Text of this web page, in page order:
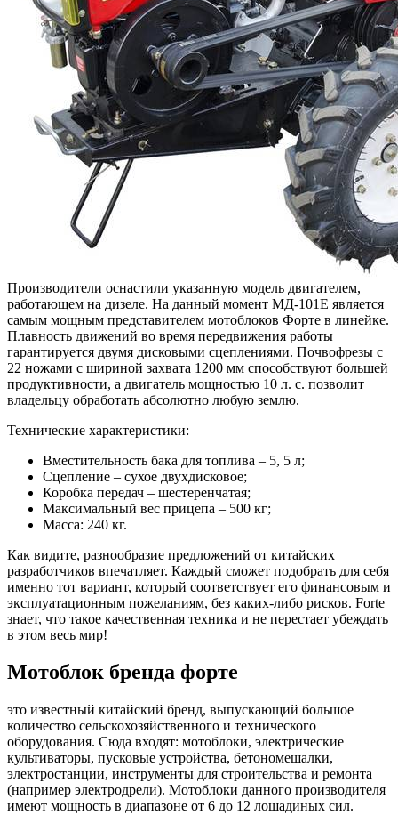
Производители оснастили указанную модель двигателем,
работающем на дизеле. На данный момент МД-101Е является
самым мощным представителем мотоблоков Форте в линейке.
Плавность движений во время передвижения работы
гарантируется двумя дисковыми сцеплениями. Почвофрезы с
22 ножами с шириной захвата 1200 мм способствуют большей
продуктивности, а двигатель мощностью 10 л. с. позволит
владельцу обработать абсолютно любую землю.
Технические характеристики:
Вместительность бака для топлива – 5, 5 л;
Сцепление – сухое двухдисковое;
Коробка передач – шестеренчатая;
Максимальный вес прицепа – 500 кг;
Масса: 240 кг.
Как видите, разнообразие предложений от китайских
разработчиков впечатляет. Каждый сможет подобрать для себя
именно тот вариант, который соответствует его финансовым и
эксплуатационным пожеланиям, без каких-либо рисков. Forte
знает, что такое качественная техника и не перестает убеждать
в этом весь мир!
Мотоблок бренда форте
это известный китайский бренд, выпускающий большое
количество сельскохозяйственного и технического
оборудования. Сюда входят: мотоблоки, электрические
культиваторы, пусковые устройства, бетономешалки,
электростанции, инструменты для строительства и ремонта
(например электродрели). Мотоблоки данного производителя
имеют мощность в диапазоне от 6 до 12 лошадиных сил.